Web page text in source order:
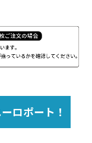
ロポート！